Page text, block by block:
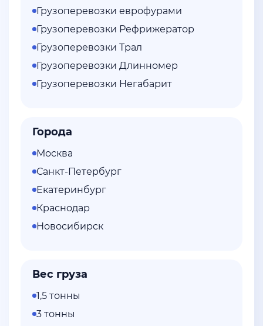
Грузоперевозки еврофурами
Грузоперевозки Рефрижератор
Грузоперевозки Трал
Грузоперевозки Длинномер
Грузоперевозки Негабарит
Города
Москва
Санкт-Петербург
Екатеринбург
Краснодар
Новосибирск
Вес груза
1,5 тонны
3 тонны